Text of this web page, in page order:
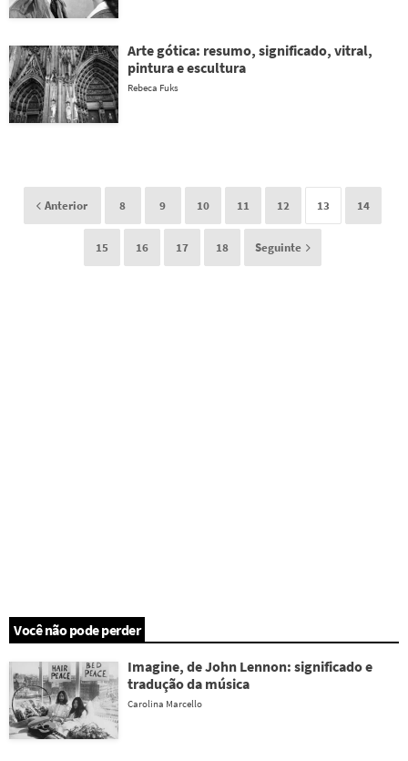
Arte gótica: resumo, significado, vitral,
pintura e escultura
Rebeca Fuks
Anterior 8 9 10 11 12 13 14
15 16 17 18 Seguinte
Você não pode perder
Imagine, de John Lennon: significado e
tradução da música
Carolina Marcello